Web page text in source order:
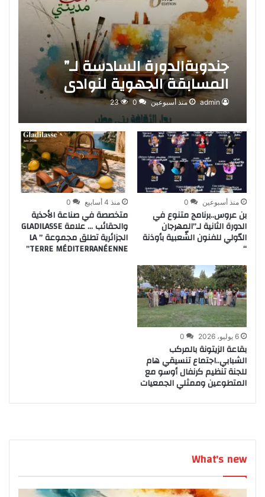
جندوبةالدورة السادسة لـ”
المسابقة الجهوية لنوادي
الفنون التشكيلية
بالمؤسسات الثقافية”
admin منذ أسبوعين 0
23
منذ أسبوعين 0
بن عروس..برنامج متنوع في
الدورة الثانية لـ”المهرجان
الدّولي للفنون الشّعبية بأوذنة
“
منذ 4 أسابيع 0
متخصصة في صناعة الأحذية
والحقائب … علامة GLADILASSE
الجزائرية تطلق مجموعة ” LA
TERRE MÉDITERRANÉENNE”
6 يوليو، 2026 0
بقاعة الزيتونة بالمركب
الشبابي..اجتماع تنسيقي هام
للجنة تنظيم كرنفال أوسو مع
المتطوعين وممثلي الجمعيات
What's new